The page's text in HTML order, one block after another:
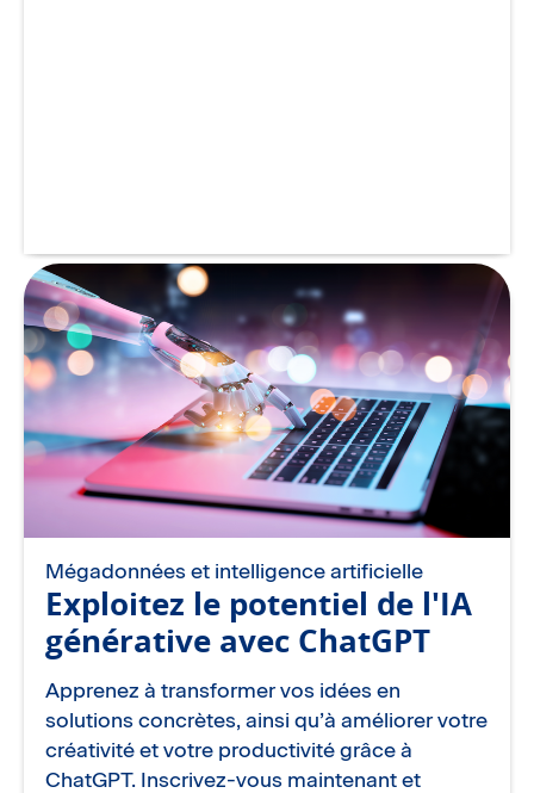
Mégadonnées et intelligence artificielle
Exploitez le potentiel de l'IA
générative avec ChatGPT
Apprenez à transformer vos idées en
solutions concrètes, ainsi qu’à améliorer votre
créativité et votre productivité grâce à
ChatGPT. Inscrivez-vous maintenant et